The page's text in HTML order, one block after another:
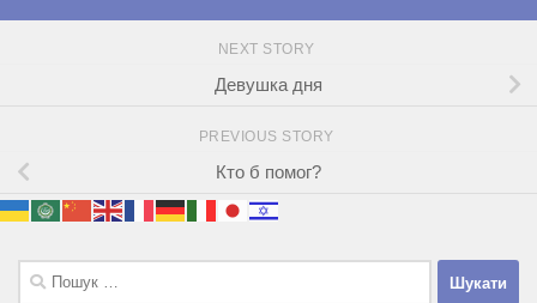
NEXT STORY
Девушка дня
PREVIOUS STORY
Кто б помог?
Пошук: